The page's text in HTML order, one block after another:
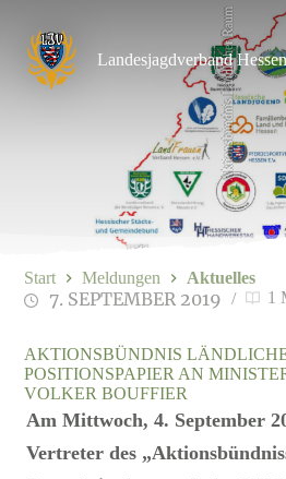
springen
Landesjagdverband
Aktionsbündnis Ländlicher Raum
AKTIONSBÜNDNIS
POSITIONSPAPIER AN
VOLKER BOUFFIER
Am Mittwoch, 4. September
Vertreter des
7. SEPTEMBER 2019 1
Start Meldungen Aktuelles